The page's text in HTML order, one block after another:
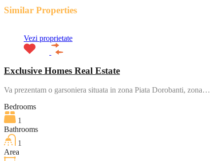
Similar Properties
Vezi proprietate
Exclusive Homes Real Estate
Va prezentam o garsoniera situata in zona Piata Dorobanti, zona…
Bedrooms
1
Bathrooms
1
Area